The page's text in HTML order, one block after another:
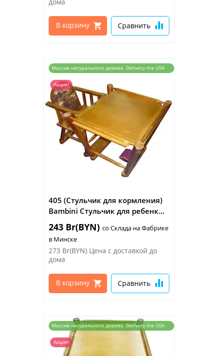
В корзину Сравнить
Массив натурального дерева. Delivery the USA
Акция!
405 (Стульчик для кормления)
Bambini Стульчик для ребенк...
243 Br(BYN) со Склада на Фабрике
в Минске
273 Br(BYN) Цена с доставкой до
дома
В корзину Сравнить
Массив натурального дерева. Delivery the USA
and the EU
Акция!